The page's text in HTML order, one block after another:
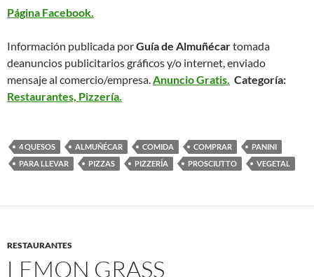
Página Facebook.
Información publicada porGuía de Almuñécartomada
deanuncios publicitariosgráficos y/o internet, enviado
mensaje al comercio/empresa.Anuncio Gratis. Categoría:
Restaurantes, Pizzería.
4 QUESOS ALMUÑÉCAR COMIDA COMPRAR
PANINI
PARA LLEVAR
PIZZAS PIZZERÍA PROSCIUTTO VEGETAL
RESTAURANTES
LEMON GRASS